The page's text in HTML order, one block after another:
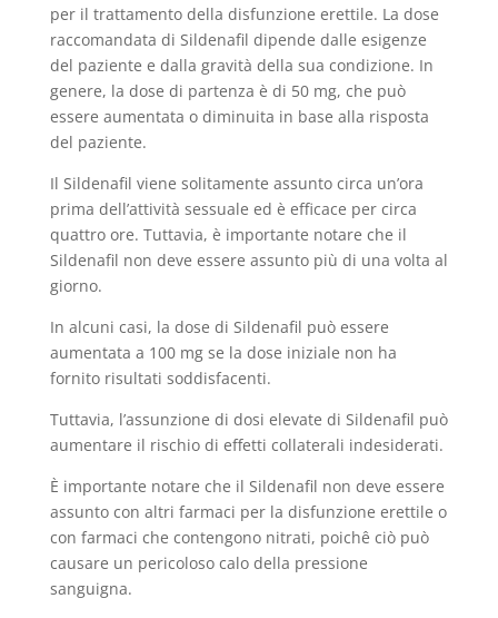
per il trattamento della disfunzione erettile. La dose
raccomandata di Sildenafil dipende dalle esigenze
del paziente e dalla gravità della sua condizione. In
genere, la dose di partenza è di 50 mg, che può
essere aumentata o diminuita in base alla risposta
del paziente.
Il Sildenafil viene solitamente assunto circa un’ora
prima dell’attività sessuale ed è efficace per circa
quattro ore. Tuttavia, è importante notare che il
Sildenafil non deve essere assunto più di una volta al
giorno.
In alcuni casi, la dose di Sildenafil può essere
aumentata a 100 mg se la dose iniziale non ha
fornito risultati soddisfacenti.
Tuttavia, l’assunzione di dosi elevate di Sildenafil può
aumentare il rischio di effetti collaterali indesiderati.
È importante notare che il Sildenafil non deve essere
assunto con altri farmaci per la disfunzione erettile o
con farmaci che contengono nitrati, poichê ciò può
causare un pericoloso calo della pressione
sanguigna.